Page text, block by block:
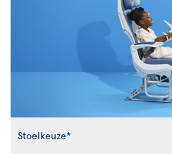
Stoelkeuze*